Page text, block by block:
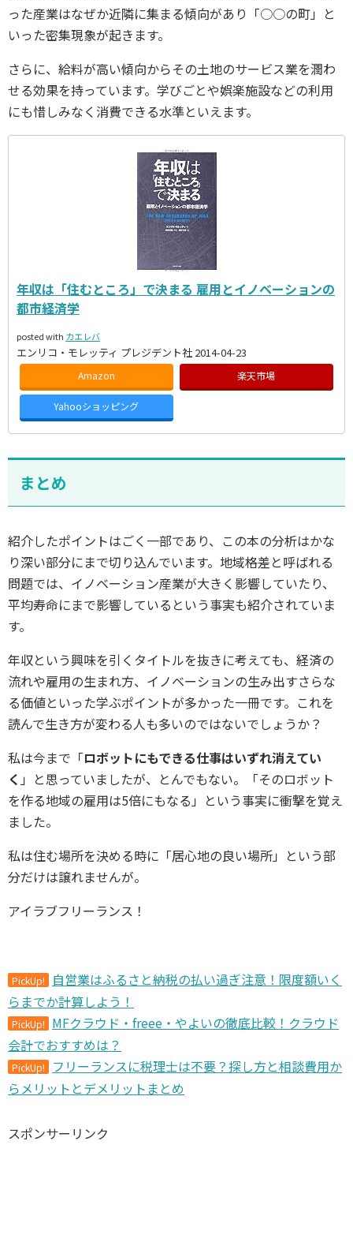
った産業はなぜか近隣に集まる傾向があり「○○の町」と
いった密集現象が起きます。
さらに、給料が高い傾向からその土地のサービス業を潤わ
せる効果を持っています。学びごとや娯楽施設などの利用
にも惜しみなく消費できる水準といえます。
年収は「住むところ」で決まる 雇用とイノベーションの
都市経済学
posted with カエレバ
エンリコ・モレッティ プレジデント社 2014-04-23
Amazon 楽天市場
Yahooショッピング
まとめ
紹介したポイントはごく一部であり、この本の分析はかな
り深い部分にまで切り込んでいます。地域格差と呼ばれる
問題では、イノベーション産業が大きく影響していたり、
平均寿命にまで影響しているという事実も紹介されていま
す。
年収という興味を引くタイトルを抜きに考えても、経済の
流れや雇用の生まれ方、イノベーションの生み出すさらな
る価値といった学ぶポイントが多かった一冊です。これを
読んで生き方が変わる人も多いのではないでしょうか？
私は今まで「ロボットにもできる仕事はいずれ消えてい
く 」と思っていましたが、とんでもない。「そのロボット
を作る地域の雇用は5倍にもなる」という事実に衝撃を覚え
ました。
私は住む場所を決める時に「居心地の良い場所」という部
分だけは譲れませんが。
アイラブフリーランス！
PickUp!
自営業はふるさと納税の払い過ぎ注意！限度額いく
らまでか計算しよう！
PickUp!
MFクラウド・freee・やよいの徹底比較！クラウド
会計でおすすめは？
PickUp!
フリーランスに税理士は不要？探し方と相談費用か
らメリットとデメリットまとめ
スポンサーリンク